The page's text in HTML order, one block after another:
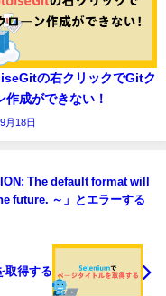
の右クリックでGitク
作成ができない！
月18日
The default format will
future. ～」とエラーする
取得する